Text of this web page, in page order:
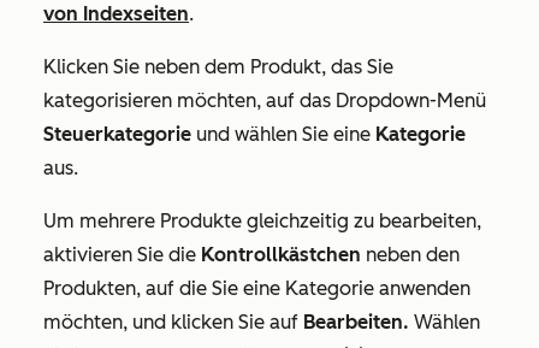
von Indexseiten.
Klicken Sie neben dem Produkt, das Sie
kategorisieren möchten, auf das Dropdown-Menü
Steuerkategorie und wählen Sie eine Kategorie
aus.
Um mehrere Produkte gleichzeitig zu bearbeiten,
aktivieren Sie die Kontrollkästchen neben den
Produkten, auf die Sie eine Kategorie anwenden
möchten, und klicken Sie auf Bearbeiten. Wählen